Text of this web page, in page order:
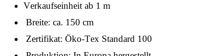
Verkaufseinheit ab 1 m
Breite: ca. 150 cm
Zertifikat: Öko-Tex Standard 100